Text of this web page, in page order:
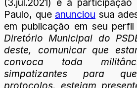
(3.jul.2021) é a
Paulo, que anunciou sua
em publicação em seu
Diretório Municipal do
deste, comunicar que
convoca toda
simpatizantes para
protocolos, estejam